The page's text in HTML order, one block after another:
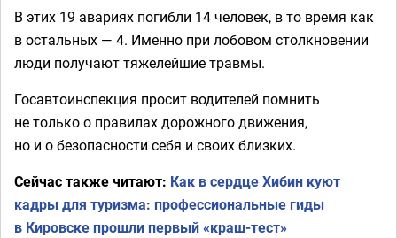
В этих 19 авариях погибли 14 человек, в то время как
в остальных — 4. Именно при лобовом столкновении
люди получают тяжелейшие травмы.
Госавтоинспекция просит водителей помнить
не только о правилах дорожного движения,
но и о безопасности себя и своих близких.
Сейчас также читают: Как в сердце Хибин куют
кадры для туризма: профессиональные гиды
в Кировске прошли первый «краш-тест»